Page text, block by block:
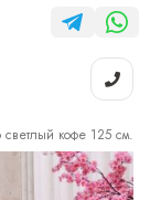
кофе 125 см.